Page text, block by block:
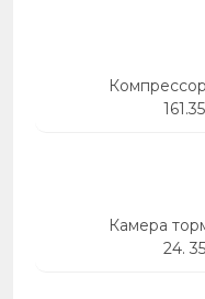
Компрессор
Камера
24.